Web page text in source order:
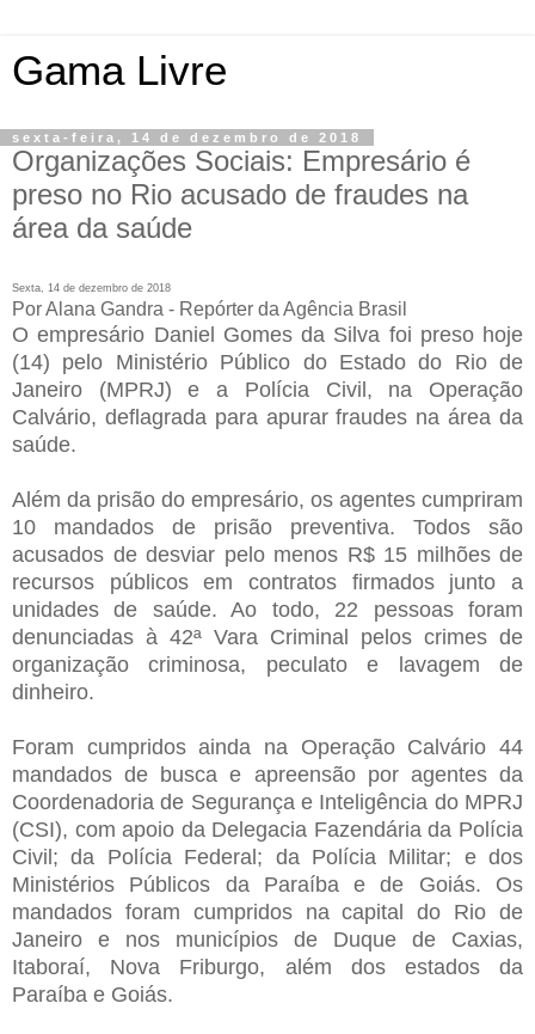
Gama Livre
sexta-feira, 14 de dezembro de 2018
Organizações Sociais: Empresário é
preso no Rio acusado de fraudes na
área da saúde
Sexta, 14 de dezembro de 2018
Por Alana Gandra - Repórter da Agência Brasil
O empresário Daniel Gomes da Silva foi preso hoje
(14) pelo Ministério Público do Estado do Rio de
Janeiro (MPRJ) e a Polícia Civil, na Operação
Calvário, deflagrada para apurar fraudes na área da
saúde.
Além da prisão do empresário, os agentes cumpriram
10 mandados de prisão preventiva. Todos são
acusados de desviar pelo menos R$ 15 milhões de
recursos públicos em contratos firmados junto a
unidades de saúde. Ao todo, 22 pessoas foram
denunciadas à 42ª Vara Criminal pelos crimes de
organização criminosa, peculato e lavagem de
dinheiro.
Foram cumpridos ainda na Operação Calvário 44
mandados de busca e apreensão por agentes da
Coordenadoria de Segurança e Inteligência do MPRJ
(CSI), com apoio da Delegacia Fazendária da Polícia
Civil; da Polícia Federal; da Polícia Militar; e dos
Ministérios Públicos da Paraíba e de Goiás. Os
mandados foram cumpridos na capital do Rio de
Janeiro e nos municípios de Duque de Caxias,
Itaboraí, Nova Friburgo, além dos estados da
Paraíba e Goiás.